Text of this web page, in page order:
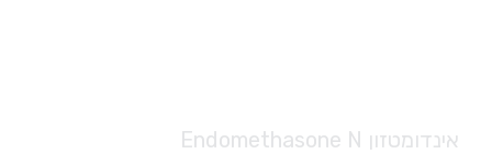
אינדומטזון Endomethasone N